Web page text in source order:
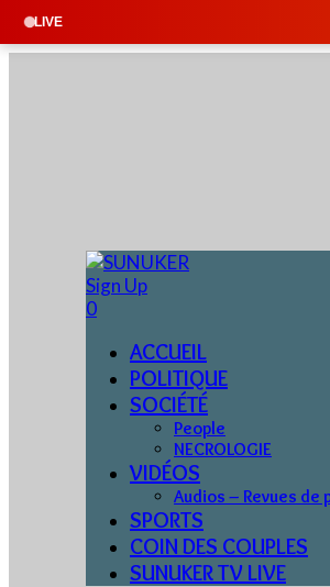
LIVE 🔴 EN
Sign Up
0
ACCUEIL
POLITIQUE
SOCIÉTÉ
People
NECROLOGIE
VIDÉOS
Audios – Revues de
SPORTS
COIN DES COUPLES
SUNUKER TV LIVE